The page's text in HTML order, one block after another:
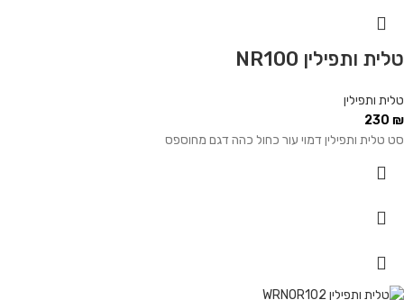
טלית ותפילין NR100
טלית ותפילין
230 ₪
סט טלית ותפילין דמוי עור כחול כהה דגם מחוספס